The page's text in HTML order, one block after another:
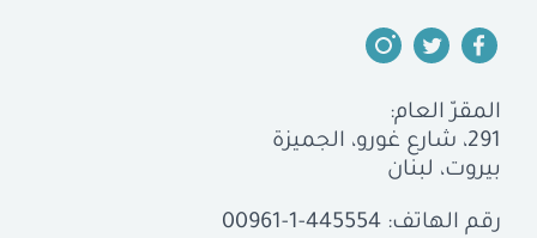
المقرّ العام:
291، شارع غورو، الجميزة
بيروت، لبنان
رقم الهاتف: 00961-1-445554